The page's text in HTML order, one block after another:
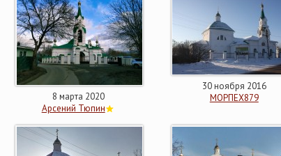
8 марта 2020
Арсений Тюпин
30 ноября 2016
МОРПЕХ879